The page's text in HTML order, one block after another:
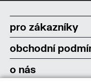
pro zákazníky
obchodní
o nás